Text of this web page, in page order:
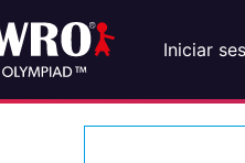
Iniciar